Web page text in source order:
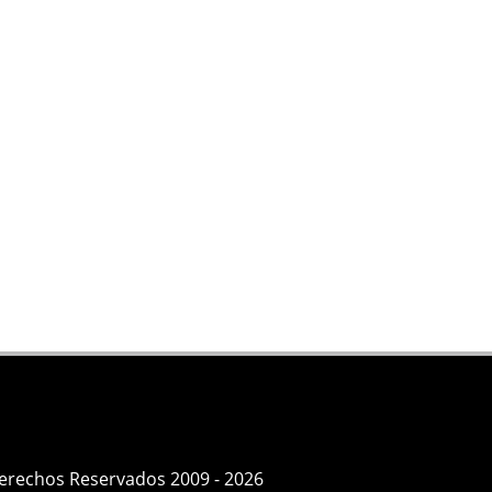
Reservados 2009 - 2026